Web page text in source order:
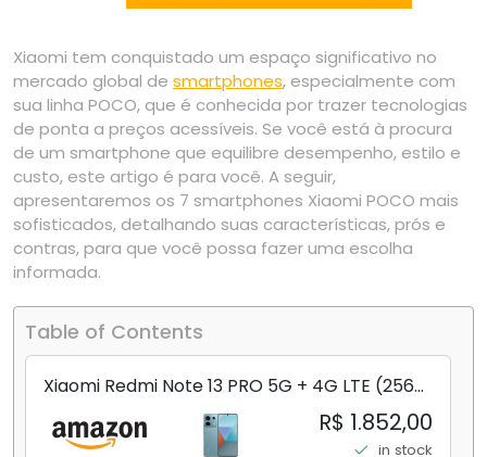
Xiaomi tem conquistado um espaço significativo no
mercado global de smartphones, especialmente com
sua linha POCO, que é conhecida por trazer tecnologias
de ponta a preços acessíveis. Se você está à procura
de um smartphone que equilibre desempenho, estilo e
custo, este artigo é para você. A seguir,
apresentaremos os 7 smartphones Xiaomi POCO mais
sofisticados, detalhando suas características, prós e
contras, para que você possa fazer uma escolha
informada.
Table of Contents
Xiaomi Redmi Note 13 PRO 5G + 4G LTE (256
GB + 8 GB) 200 MP Triplo (Mobile Mint Tello
e) + (Pacote de carregador duplo de carro
R$ 1.852,00
in stock